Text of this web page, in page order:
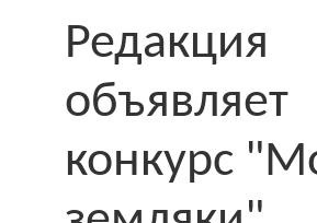
Редакция
объявляет
конкурс